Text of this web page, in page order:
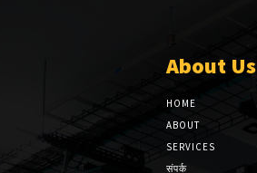
About Us
HOME
ABOUT
SERVICES
संपर्क